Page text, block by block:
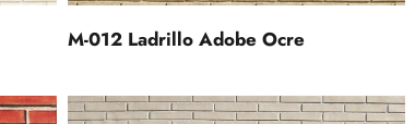
M-012 Ladrillo Adobe Ocre